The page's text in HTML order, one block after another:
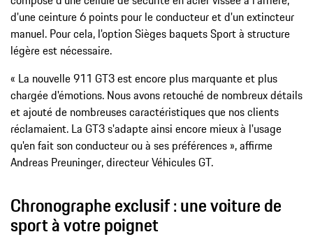
d'une ceinture 6 points pour le conducteur et d'un extincteur
manuel. Pour cela, l'option Sièges baquets Sport à structure
légère est nécessaire.
« La nouvelle 911 GT3 est encore plus marquante et plus
chargée d'émotions. Nous avons retouché de nombreux détails
et ajouté de nombreuses caractéristiques que nos clients
réclamaient. La GT3 s'adapte ainsi encore mieux à l'usage
qu'en fait son conducteur ou à ses préférences », affirme
Andreas Preuninger, directeur Véhicules GT.
Chronographe exclusif : une voiture de
sport à votre poignet